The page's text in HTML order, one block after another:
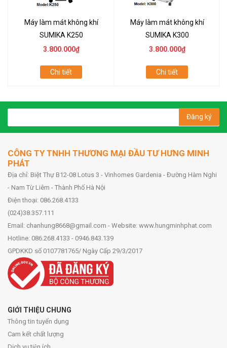
Máy làm mát không khí
SUMIKA K250
3.800.000₫
Chi tiết
Máy làm mát không khí
SUMIKA K300
3.800.000₫
Chi tiết
Đăng ký
CÔNG TY TNHH THƯƠNG MẠI ĐẦU TƯ HƯNG MINH
PHÁT
Địa chỉ: Biệt Thự B12-08 Lotus 3 - Vinhomes Gardenia - Đường Hàm Nghi
- Nam Từ Liêm - Thành Phố Hà Nội
Điện thoại: 086.268.4133
(024)38.357.111
Email: chanhung8668@gmail.com - Website: www.hungminhphat.com
Hotline: 086.268.4133 - 0946.843.139
GPDKKD số 0107781765/ Ngày Cấp 29/3/2017
GIỚI THIỆU CHUNG
Thông tin tuyển dụng
Cam kết chất lượng